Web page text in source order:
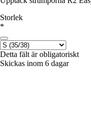
Storlek
*
Detta fält är obligatoriskt
Skickas inom 6 dagar